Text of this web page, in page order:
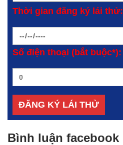
Thời gian đăng ký lái thử:
Số điện thoại (bắt buộc*):
Bình luận facebook